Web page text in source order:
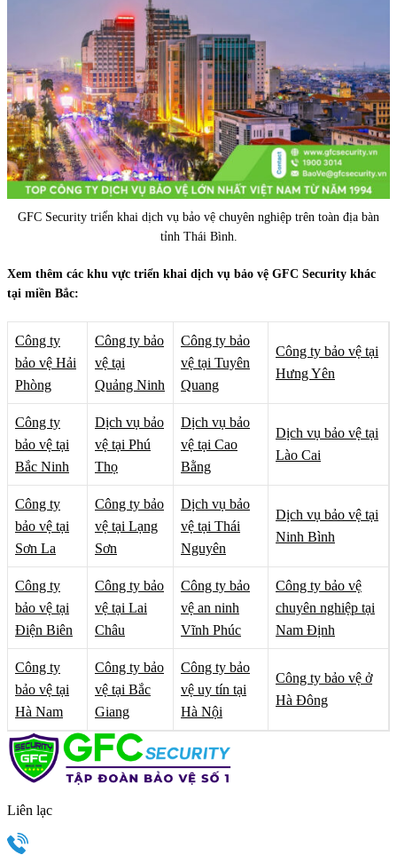
GFC Security triển khai dịch vụ bảo vệ chuyên nghiệp trên toàn địa bàn
tỉnh Thái Bình.
Xem thêm các khu vực triển khai dịch vụ bảo vệ GFC Security khác
tại miền Bắc:
Công ty
bảo vệ Hải
Phòng
Công ty bảo
vệ tại
Quảng Ninh
Công ty bảo
vệ tại Tuyên
Quang
Công ty bảo vệ tại
Hưng Yên
Công ty
bảo vệ tại
Bắc Ninh
Dịch vụ bảo
vệ tại Phú
Thọ
Dịch vụ bảo
vệ tại Cao
Bằng
Dịch vụ bảo vệ tại
Lào Cai
Công ty
bảo vệ tại
Sơn La
Công ty bảo
vệ tại Lạng
Sơn
Dịch vụ bảo
vệ tại Thái
Nguyên
Dịch vụ bảo vệ tại
Ninh Bình
Công ty
bảo vệ tại
Điện Biên
Công ty bảo
vệ tại Lai
Châu
Công ty bảo
vệ an ninh
Vĩnh Phúc
Công ty bảo vệ
chuyên nghiệp tại
Nam Định
Công ty
bảo vệ tại
Hà Nam
Công ty bảo
vệ tại Bắc
Giang
Công ty bảo
vệ uy tín tại
Hà Nội
Công ty bảo vệ ở
Hà Đông
Liên lạc